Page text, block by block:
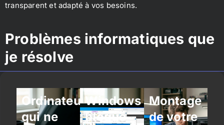
transparent et adapté à vos besoins.
Problèmes informatiques que
je résolve
Ordinateur
qui ne
Windows
bloqué
Montage
de votre